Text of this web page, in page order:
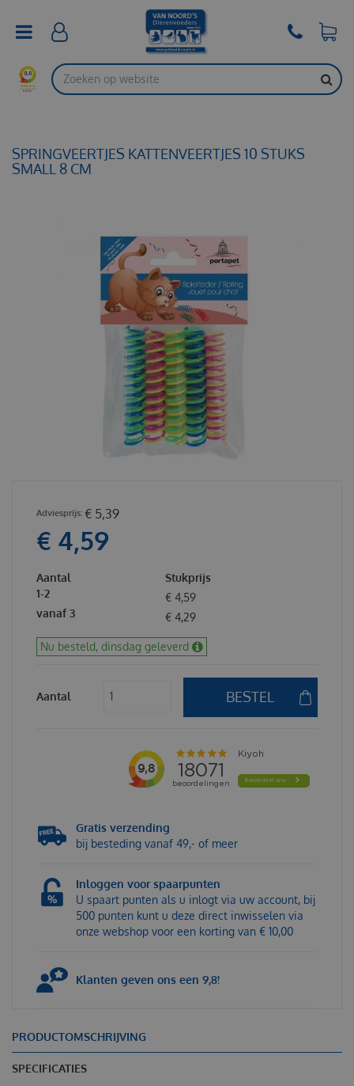
SPRINGVEERTJES KATTENVEERTJES 10 STUKS
SMALL 8 CM
€ 5,39
€ 4,59
Aantal
Stukprijs
1-2
€ 4,59
vanaf 3
€ 4,29
Nu besteld, dinsdag geleverd
Aantal
Gratis verzending
bij besteding vanaf 49,- of meer
Inloggen voor spaarpunten
U spaart punten als u inlogt via uw account, bij
500 punten kunt u deze direct inwisselen via
onze webshop voor een korting van € 10,00
Klanten geven ons een 9,8!
PRODUCTOMSCHRIJVING
SPECIFICATIES